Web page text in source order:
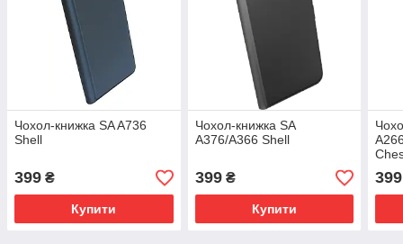
Чохол-книжка SA A736
Shell
399 ₴
Купити
Чохол-книжка SA
A376/A366 Shell
399₴
Купити
399